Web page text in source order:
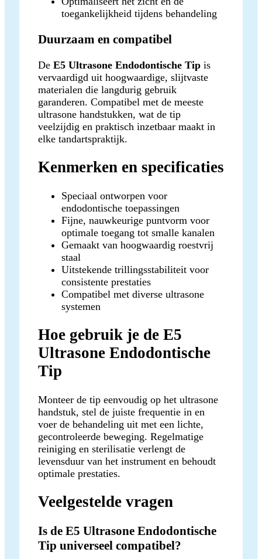
toegankelijkheid tijdens behandeling
Duurzaam en compatibel
De E5 Ultrasone Endodontische Tip is
vervaardigd uit hoogwaardige, slijtvaste
materialen die langdurig gebruik
garanderen. Compatibel met de meeste
ultrasone handstukken, wat de tip
veelzijdig en praktisch inzetbaar maakt in
elke tandartspraktijk.
Kenmerken en specificaties
Speciaal ontworpen voor
endodontische toepassingen
Fijne, nauwkeurige puntvorm voor
optimale toegang tot smalle kanalen
Gemaakt van hoogwaardig roestvrij
staal
Uitstekende trillingsstabiliteit voor
consistente prestaties
Compatibel met diverse ultrasone
systemen
Hoe gebruik je de E5
Ultrasone Endodontische
Tip
Monteer de tip eenvoudig op het ultrasone
handstuk, stel de juiste frequentie in en
voer de behandeling uit met een lichte,
gecontroleerde beweging. Regelmatige
reiniging en sterilisatie verlengt de
levensduur van het instrument en behoudt
optimale prestaties.
Veelgestelde vragen
Is de E5 Ultrasone Endodontische
Tip universeel compatibel?